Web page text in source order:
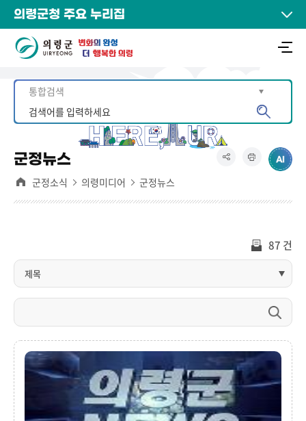
의령군청 주요 누리집
군정뉴스
군정소식 의령미디어 군정뉴스
87 건